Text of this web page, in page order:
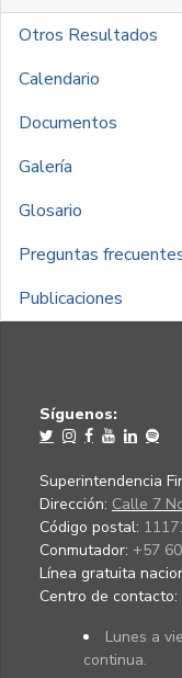
Otros Resultados
Calendario
Documentos
Galería
Glosario
Preguntas
Publicaciones
Síguenos:
Superintendencia
Dirección: Calle 7
Código postal:
Conmutador: +57
Línea gratuita
Centro de contacto:
Lunes a
continua.